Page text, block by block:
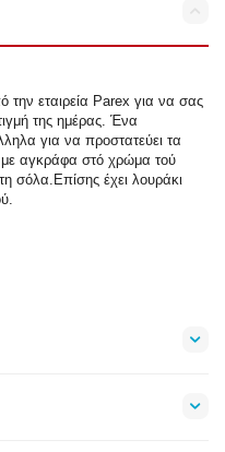
την εταιρεία Parex για να σας
της ημέρας. Ένα
για να προστατεύει τα
με αγκράφα στό χρώμα τού
σόλα.Επίσης έχει λουράκι